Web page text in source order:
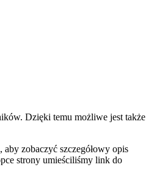
Dzięki temu możliwe jest także
, aby zobaczyć szczegółowy opis
strony umieściliśmy link do